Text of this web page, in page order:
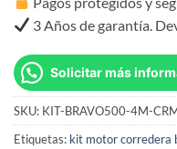
3 Años de garantía.
Solicitar más
SKU: KIT-BRAVO500-4M-
Etiquetas: kit motor corredera